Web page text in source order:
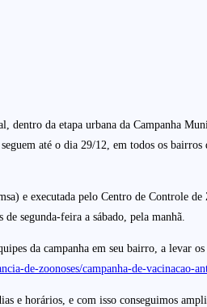
dentro da etapa urbana da Campanha
até o dia 29/12, em todos os
e executada pelo Centro de Controle
segunda-feira a sábado, pela manhã.
da campanha em seu bairro, a levar
de-zoonoses/campanha-de-vacinacao-
e horários, e com isso conseguimos